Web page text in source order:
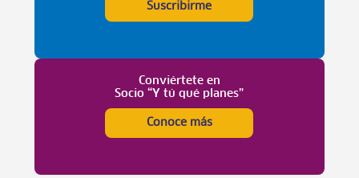
Suscribirme
Conviértete en
Socio “Y tú qué planes”
Conoce más